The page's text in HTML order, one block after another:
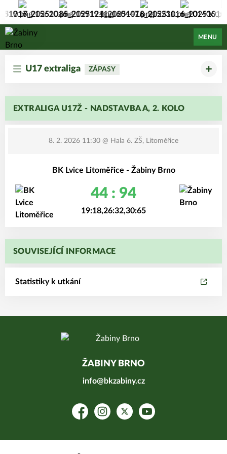
Žabiny Brno
MENU
U17 extraliga ZÁPASY
EXTRALIGA U17Ž - NADSTAVBA A, 2. KOLO
8. 2. 2026 11:30 @ Hala 6. ZŠ, Litoměřice
BK Lvice Litoměřice - Žabiny Brno
44 : 94
19:18,26:32,30:65
SOUVISEJÍCÍ INFORMACE
Statistiky k utkání
ŽABINY BRNO
info@bkzabiny.cz
FacebookInstagramPlatform X
YouTube